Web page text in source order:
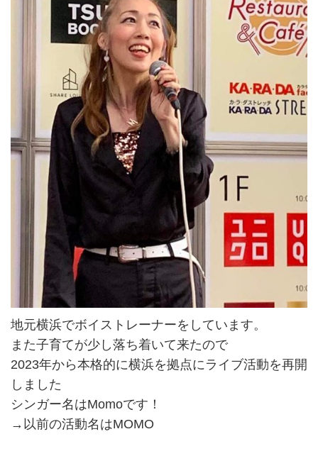
地元横浜でボイストレーナーをしています。
また子育てが少し落ち着いて来たので
2023年から本格的に横浜を拠点にライブ活動を再開
しました
シンガー名はMomoです！
→以前の活動名はMOMO